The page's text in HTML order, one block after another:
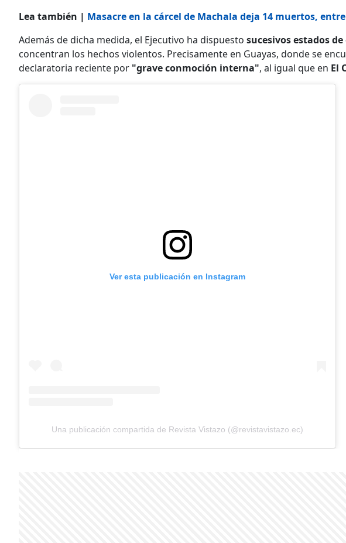
Lea también | Masacre en la cárcel de Machala deja 14 muertos,
Además de dicha medida, el Ejecutivo ha dispuesto sucesivos estados
concentran los hechos violentos. Precisamente en Guayas, donde se
declaratoria reciente por "grave conmoción interna", al igual que en El
Ver esta publicación en Instagram
Una publicación compartida de Revista Vistazo (@revistavistazo.ec)